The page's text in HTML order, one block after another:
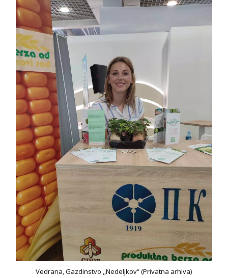
Vedrana, Gazdinstvo ,,Nedeljkov“ (Privatna arhiva)